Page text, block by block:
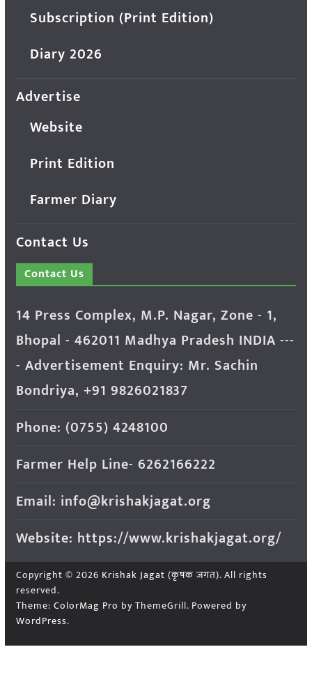
Subscription (Print Edition)
Diary 2026
Advertise
Website
Print Edition
Farmer Diary
Contact Us
Contact Us
14 Press Complex, M.P. Nagar, Zone - 1,
Bhopal - 462011 Madhya Pradesh INDIA ---
- Advertisement Enquiry: Mr. Sachin
Bondriya, +91 9826021837
Phone: (0755) 4248100
Farmer Help Line- 6262166222
Email: info@krishakjagat.org
Website: https://www.krishakjagat.org/
Copyright © 2026 Krishak Jagat (कृषक जगत). All rights
reserved.
Theme: ColorMag Pro by ThemeGrill. Powered by
WordPress.